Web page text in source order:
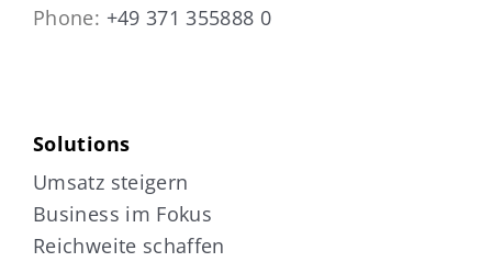
Phone: +49 371 355888 0
Solutions
Umsatz steigern
Business im Fokus
Reichweite schaffen